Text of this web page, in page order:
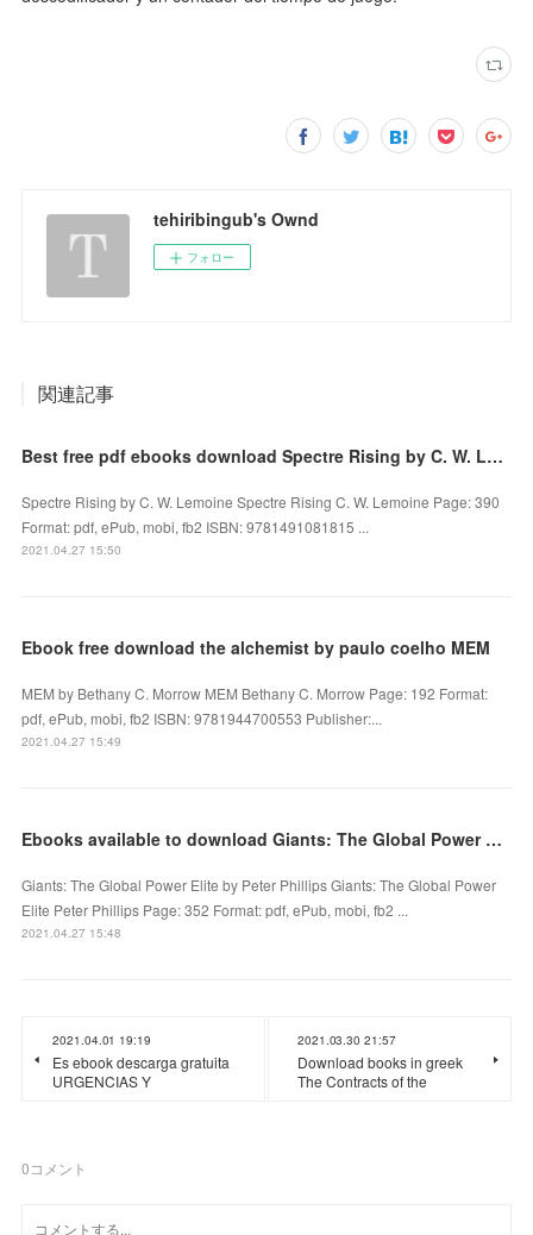
tehiribingub's Ownd
フォロー
関連記事
Best free pdf ebooks download Spectre Rising by C. W. Lemoine 9781491081815 (English Edition)
Spectre Rising by C. W. Lemoine Spectre Rising C. W. Lemoine Page: 390
Format: pdf, ePub, mobi, fb2 ISBN: 9781491081815 ...
2021.04.27 15:50
Ebook free download the alchemist by paulo coelho MEM
MEM by Bethany C. Morrow MEM Bethany C. Morrow Page: 192 Format:
pdf, ePub, mobi, fb2 ISBN: 9781944700553 Publisher:...
2021.04.27 15:49
Ebooks available to download Giants: The Global Power Elite
Giants: The Global Power Elite by Peter Phillips Giants: The Global Power
Elite Peter Phillips Page: 352 Format: pdf, ePub, mobi, fb2 ...
2021.04.27 15:48
2021.04.01 19:19
Es ebook descarga gratuita
URGENCIAS Y
2021.03.30 21:57
Download books in greek
The Contracts of the
0コメント